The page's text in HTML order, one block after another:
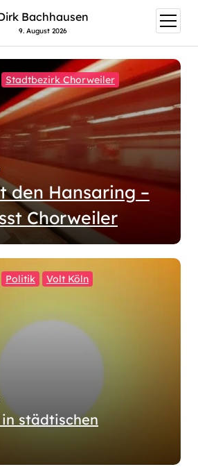
Bachhausen
9. August 2026
Menü
öffnen
Stadtbezirk Chorweiler
den Hansaring –
Chorweiler
Politik Volt Köln
städtischen